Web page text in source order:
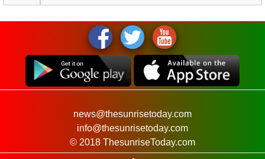
news@thesunrisetoday.com
info@thesunrisetoday.com
© 2018 ThesunriseToday.com